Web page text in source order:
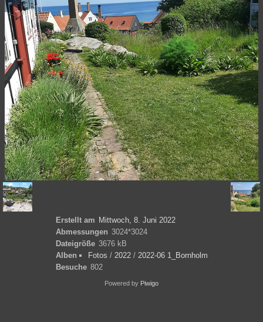
Erstellt am Mittwoch, 8. Juni 2022
Abmessungen 3024*3024
Dateigröße 3676 kB
Alben
Fotos / 2022 / 2022-06 1_Bornholm
Besuche 802
Powered by Piwigo